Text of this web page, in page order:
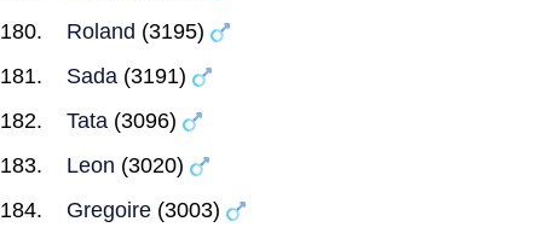
Roland (3195)
Sada (3191)
Tata (3096)
Leon (3020)
Gregoire (3003)